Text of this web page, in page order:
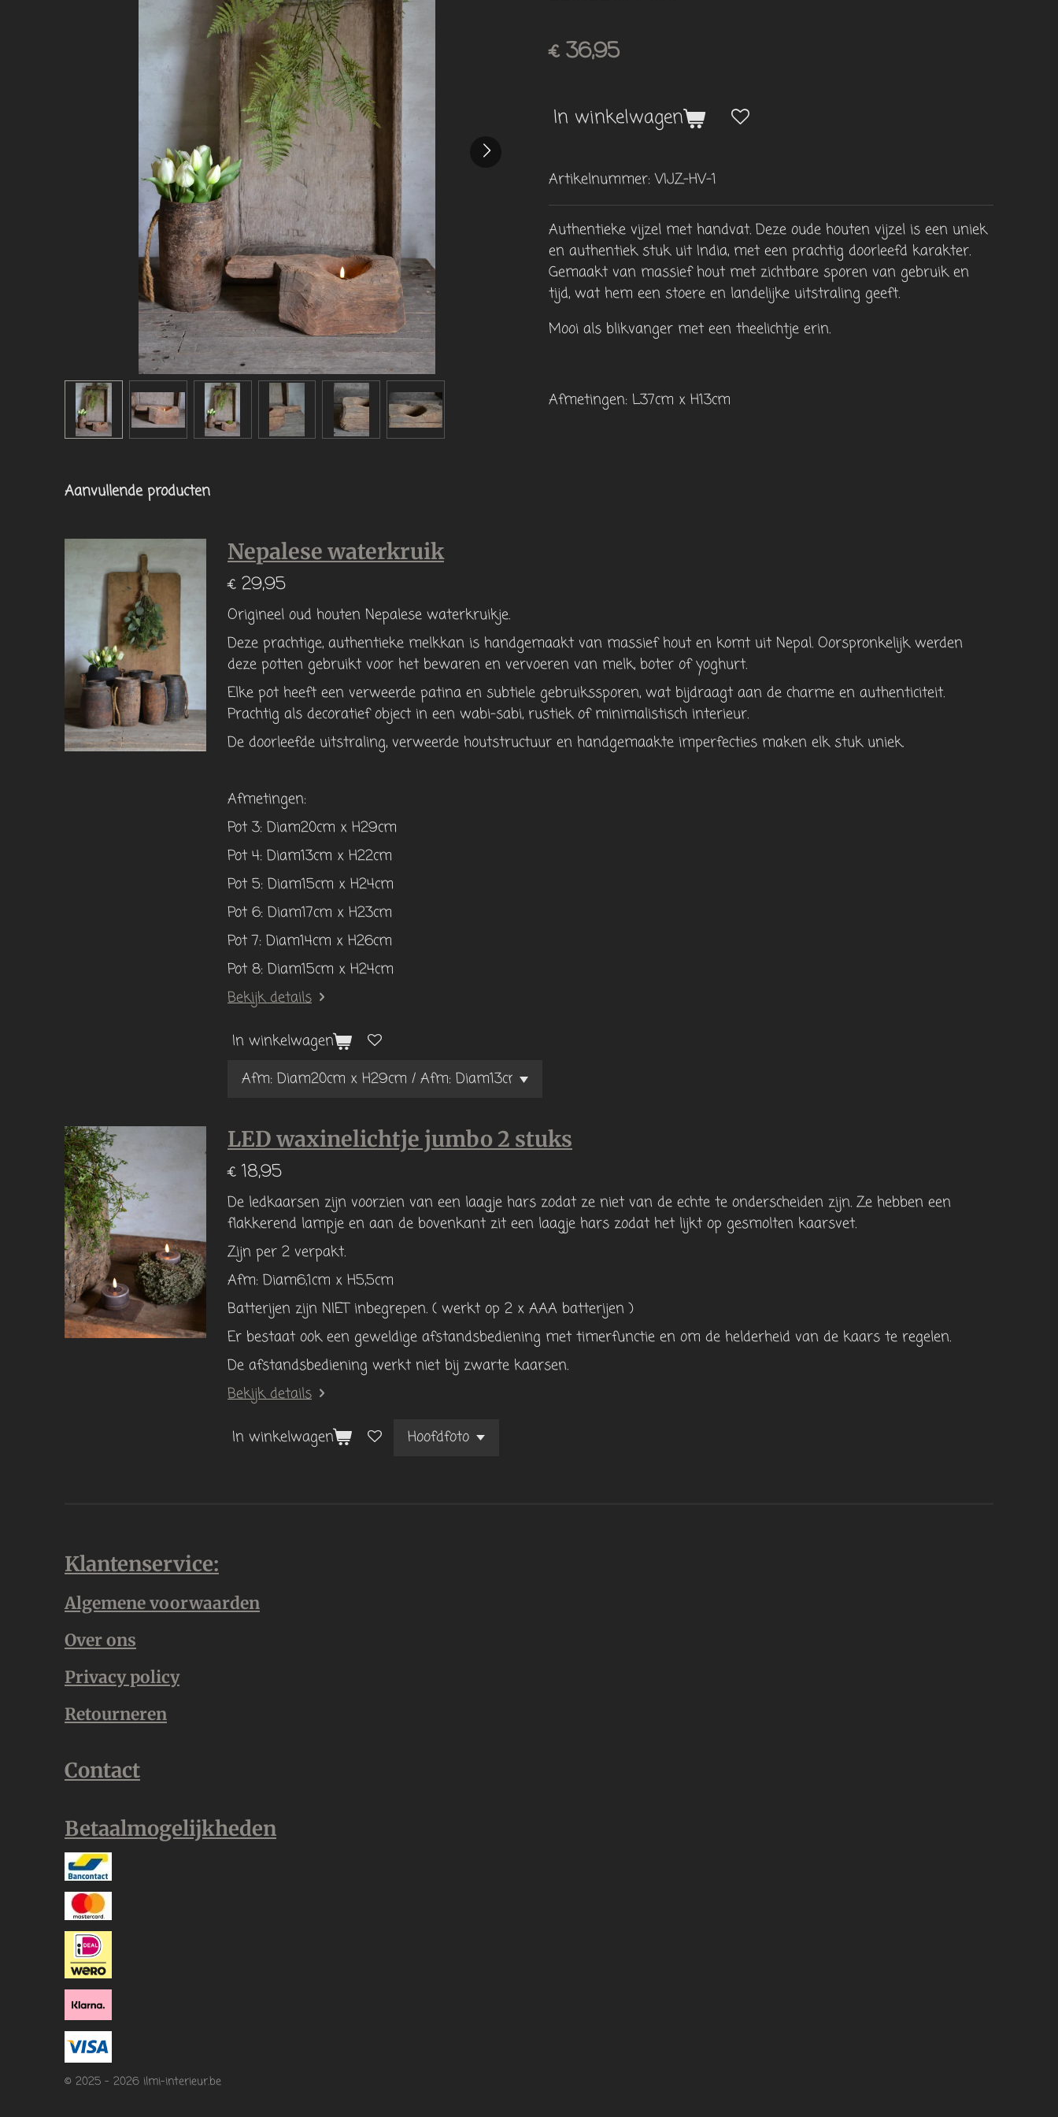
€ 36,95
In winkelwagen
Artikelnummer: VIJZ-HV-1
Authentieke vijzel met handvat. Deze oude houten vijzel is een uniek
en authentiek stuk uit India, met een prachtig doorleefd karakter.
Gemaakt van massief hout met zichtbare sporen van gebruik en
tijd, wat hem een stoere en landelijke uitstraling geeft.
Mooi als blikvanger met een theelichtje erin.
Afmetingen: L37cm x H13cm
Aanvullende producten
Nepalese waterkruik
€ 29,95
Origineel oud houten Nepalese waterkruikje.
Deze prachtige, authentieke melkkan is handgemaakt van massief hout en komt uit Nepal. Oorspronkelijk werden
deze potten gebruikt voor het bewaren en vervoeren van melk, boter of yoghurt.
Elke pot heeft een verweerde patina en subtiele gebruikssporen, wat bijdraagt ​​aan de charme en authenticiteit.
Prachtig als decoratief object in een wabi-sabi, rustiek of minimalistisch interieur.
De doorleefde uitstraling, verweerde houtstructuur en handgemaakte imperfecties maken elk stuk uniek.
Afmetingen:
Pot 3: Diam20cm x H29cm
Pot 4: Diam13cm x H22cm
Pot 5: Diam15cm x H24cm
Pot 6: Diam17cm x H23cm
Pot 7: Diam14cm x H26cm
Pot 8: Diam15cm x H24cm
Bekijk details
In winkelwagen
LED waxinelichtje jumbo 2 stuks
€ 18,95
De ledkaarsen zijn voorzien van een laagje hars zodat ze niet van de echte te onderscheiden zijn. Ze hebben een
flakkerend lampje en aan de bovenkant zit een laagje hars zodat het lijkt op gesmolten kaarsvet.
Zijn per 2 verpakt.
Afm: Diam6,1cm x H5,5cm
Batterijen zijn NIET inbegrepen. ( werkt op 2 x AAA batterijen )
Er bestaat ook een geweldige afstandsbediening met timerfunctie en om de helderheid van de kaars te regelen.
De afstandsbediening werkt niet bij zwarte kaarsen.
Bekijk details
In winkelwagen
Klantenservice:
Algemene voorwaarden
Over ons
Privacy policy
Retourneren
Contact
Betaalmogelijkheden
© 2025 - 2026 ilmi-interieur.be